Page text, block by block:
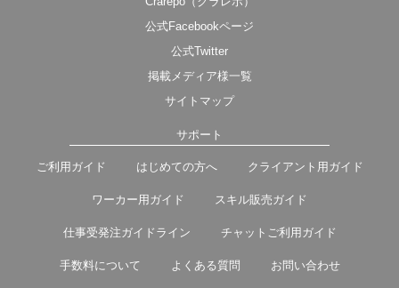
公式Facebookページ
公式Twitter
掲載メディア様一覧
サイトマップ
サポート
ご利用ガイド はじめての方へ クライアント用ガイド
ワーカー用ガイド スキル販売ガイド
仕事受発注ガイドライン チャットご利用ガイド
手数料について よくある質問 お問い合わせ